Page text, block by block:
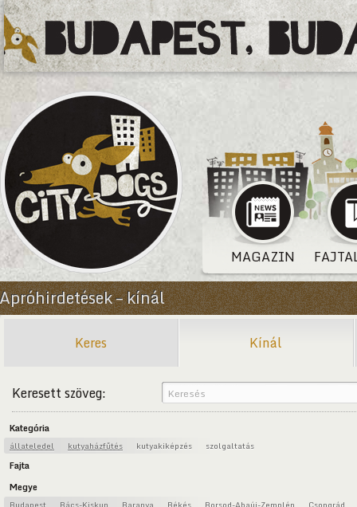
MAGAZIN
Apróhirdetések – kínál
Keres Kínál
Keresett szöveg:
Kategória
állateledel kutyaházfűtés kutyakiképzés szolgaltatás
Fajta
Megye